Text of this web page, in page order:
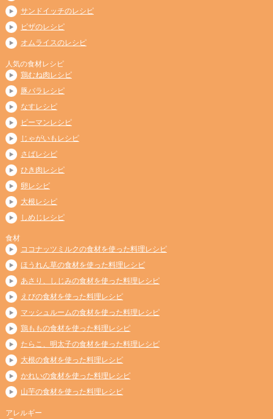
サンドイッチのレシピ
ピザのレシピ
オムライスのレシピ
人気の食材レシピ
鶏むね肉レシピ
豚バラレシピ
なすレシピ
ピーマンレシピ
じゃがいもレシピ
さばレシピ
ひき肉レシピ
卵レシピ
大根レシピ
しめじレシピ
食材
ココナッツミルクの食材を使った料理レシピ
ほうれん草の食材を使った料理レシピ
あさり、しじみの食材を使った料理レシピ
えびの食材を使った料理レシピ
マッシュルームの食材を使った料理レシピ
鶏ももの食材を使った料理レシピ
たらこ、明太子の食材を使った料理レシピ
大根の食材を使った料理レシピ
かれいの食材を使った料理レシピ
山芋の食材を使った料理レシピ
アレルギー